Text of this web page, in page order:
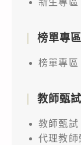
榜單專區
榜單專區
教師甄試
教師甄試
代理教師